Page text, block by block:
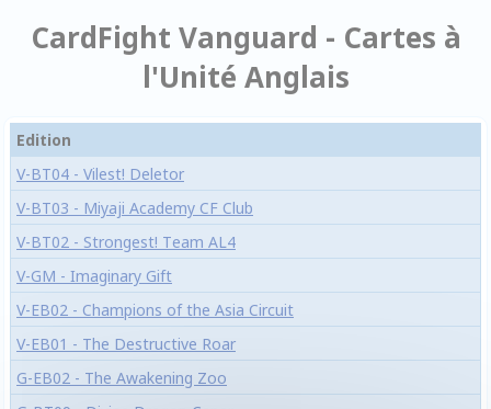
CardFight Vanguard - Cartes à
l'Unité Anglais
Edition
V-BT04 - Vilest! Deletor
V-BT03 - Miyaji Academy CF Club
V-BT02 - Strongest! Team AL4
V-GM - Imaginary Gift
V-EB02 - Champions of the Asia Circuit
V-EB01 - The Destructive Roar
G-EB02 - The Awakening Zoo